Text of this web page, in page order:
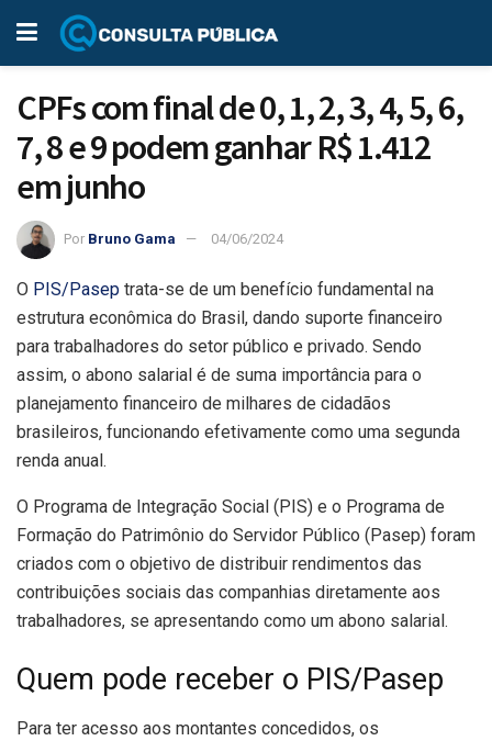
CPFs com final de 0, 1, 2, 3, 4, 5, 6,
7, 8 e 9 podem ganhar R$ 1.412
em junho
Por Bruno Gama 04/06/2024
O PIS/Pasep trata-se de um benefício fundamental na
estrutura econômica do Brasil, dando suporte financeiro
para trabalhadores do setor público e privado. Sendo
assim, o abono salarial é de suma importância para o
planejamento financeiro de milhares de cidadãos
brasileiros, funcionando efetivamente como uma segunda
renda anual.
O Programa de Integração Social (PIS) e o Programa de
Formação do Patrimônio do Servidor Público (Pasep) foram
criados com o objetivo de distribuir rendimentos das
contribuições sociais das companhias diretamente aos
trabalhadores, se apresentando como um abono salarial.
Quem pode receber o PIS/Pasep
Para ter acesso aos montantes concedidos, os